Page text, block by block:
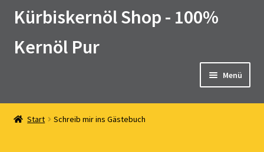
Kürbiskernöl Shop - 100%
Kernöl Pur
Menü
Home
Start Schreib mir ins Gästebuch